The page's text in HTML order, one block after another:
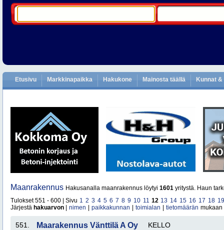
Etusivu Markkinapaikka Hakukone Mainosta täällä Kunnat
Maanrakennus Hakusanalla maanrakennus löytyi 1601 yritystä. Haun
Tulokset 551 - 600 | Sivu 1 2 3 4 5 6 7 8 9 10 11 12 13 14 15 16 17 18 19
Järjestä hakuarvon nimen paikkakunnan toimialan tietomäärän mukaan
551. Maarakennus Vänttilä A Oy KELLO